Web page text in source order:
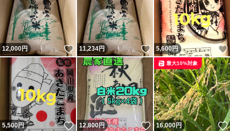
12,000円 いいね！
11,234円 いいね！
5,600 円
5,500 円 いいね！
12,800円 いいね！
16,000円
最大10%対象